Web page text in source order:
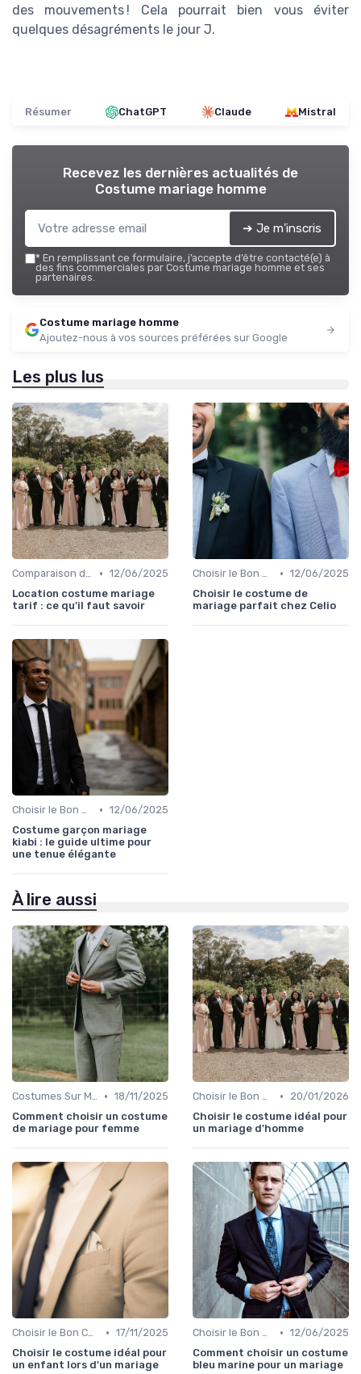
des mouvements ! Cela pourrait bien vous éviter
quelques désagréments le jour J.
Résumer ChatGPT Claude Mistral
Recevez les dernières actualités de
Costume mariage homme
➔ Je m'inscris
* En remplissant ce formulaire, j’accepte d’être contacté(e) à
des fins commerciales par Costume mariage homme et ses
partenaires.
Costume mariage homme
Ajoutez-nous à vos sources préférées sur Google
Les plus lus
Comparaison de Prix et de Marques • 12/06/2025
Location costume mariage
tarif : ce qu'il faut savoir
Choisir le Bon Costume • 12/06/2025
Choisir le costume de
mariage parfait chez Celio
Choisir le Bon Costume • 12/06/2025
Costume garçon mariage
kiabi : le guide ultime pour
une tenue élégante
À lire aussi
Costumes Sur Mesure • 18/11/2025
Comment choisir un costume
de mariage pour femme
Choisir le Bon Costume •
20/01/2026
Choisir le costume idéal pour
un mariage d'homme
Choisir le Bon Costume • 17/11/2025
Choisir le costume idéal pour
un enfant lors d'un mariage
Choisir le Bon Costume • 12/06/2025
Comment choisir un costume
bleu marine pour un mariage